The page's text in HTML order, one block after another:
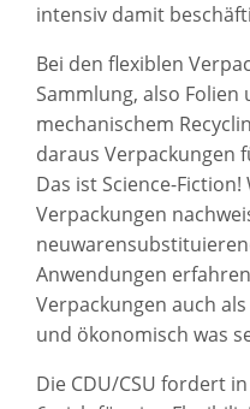
intensiv damit
Bei den flexiblen
Sammlung, also
mechanischem
daraus Verpackungen
Das ist Science-
Verpackungen
Anwendungen
Verpackungen auch
und ökonomisch was
Die CDU/CSU fordert